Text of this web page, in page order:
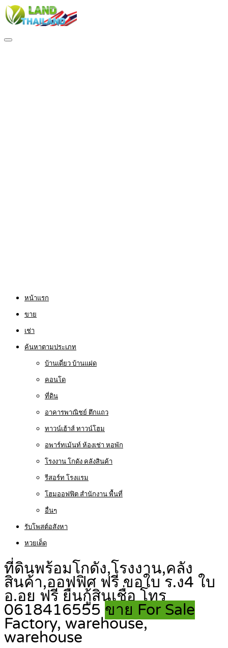
หน้าแรก
ขาย
เช่า
ค้นหาตามประเภท
บ้านเดี่ยว บ้านแฝด
คอนโด
ที่ดิน
อาคารพาณิชย์ ตึกแถว
ทาวน์เฮ้าส์ ทาวน์โฮม
อพาร์ทเม้นท์ ห้องเช่า หอพัก
โรงงาน โกดัง คลังสินค้า
รีสอร์ท โรงแรม
โฮมออฟฟิต สำนักงาน พื้นที่
อื่นๆ
รับโพสต์อสังหา
หวยเด็ด
ที่ดินพร้อมโกดัง,โรงงาน,คลัง
สินค้า,ออฟฟิศ ฟรี ขอใบ ร.ง4 ใบ
อ.อย ฟรี ยื่นกู้สินเชื่อ โทร
0618416555 ขาย For Sale
Factory, warehouse,
warehouse